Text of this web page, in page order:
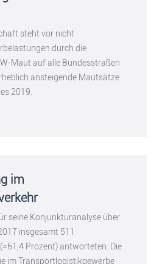
steht vor nicht
durch die
Maut auf alle Bundesstraßen
ansteigende Mautsätze
2019.
im
seine Konjunkturanalyse über
insgesamt 511
Prozent) antworteten. Die
im Transportlogistikgewerbe